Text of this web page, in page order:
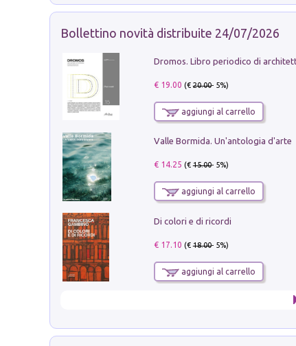
Bollettino novità distribuite 24/07/2026
€ 19.00 (€20.00- 5%)
aggiungi al carrello
Valle Bormida. Un'antologia d'arte
€ 14.25 (€15.00- 5%)
aggiungi al carrello
Di colori e di ricordi
€ 17.10 (€18.00- 5%)
aggiungi al carrello